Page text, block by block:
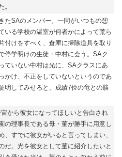
。
たSAのメンバー。一同がいつもの憩
いる学校の温室が何者かによって荒ら
付けをすべく、倉庫に掃除道具を取り
停学明けの生徒・中村に会う。SAク
ていない中村は光に、SAクラスにあ
かけ、不正をしていないというのであ
明してみせろと、成績7位の竜との勝
から彼女になってほしいと告白され
の理事長である母・菫が勝手に用意し
、すでに彼女がいると言ってしまい、
だ。光を彼女として菫に紹介したいと